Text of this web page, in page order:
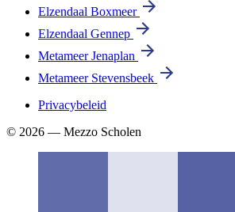
Elzendaal Boxmeer
Elzendaal Gennep
Metameer Jenaplan
Metameer Stevensbeek
Privacybeleid
© 2026 — Mezzo Scholen